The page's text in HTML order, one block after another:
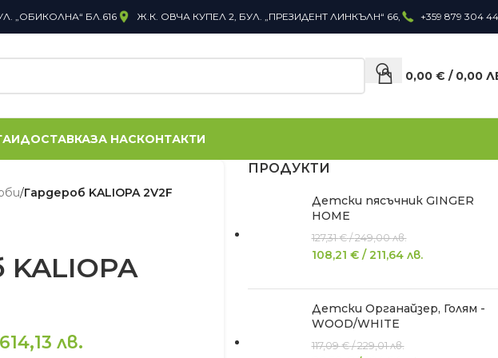
„ОБИКОЛНА“ БЛ.616 Ж.К. ОВЧА КУПЕЛ 2, БУЛ. „ПРЕЗИДЕНТ ЛИНКЪЛН“ 66, +359 879 304
0,00 € / 0,00
ДОСТАВКАЗА НАСКОНТАКТИ
/Гардероб KALIOPA 2V2F
614,13лв.
ПРОДУКТИ
Детски пясъчник GINGER
HOME
127,31€ /249,00лв.
108,21 € /211,64 лв.
Детски Органайзер, Голям -
WOOD/WHITE
117,09€ /229,01лв.